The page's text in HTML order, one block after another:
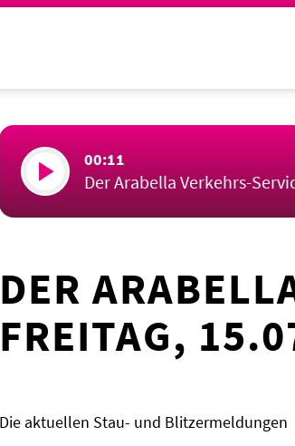
00:11
Der Arabella Verkehrs-
DER
FREITAG,
Die aktuellen Stau- und Blitzermeldungen